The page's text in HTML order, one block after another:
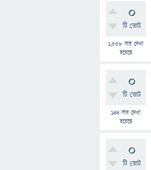
0
টি ভোট
1,558 বার দেখা
হয়েছে
0
টি ভোট
144 বার দেখা
হয়েছে
0
টি ভোট